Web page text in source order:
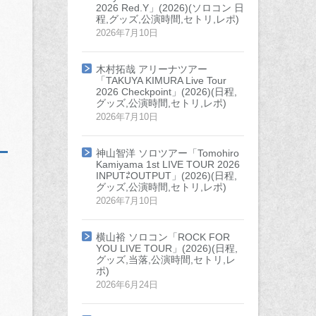
2026 Red.Y」(2026)(ソロコン 日
程,グッズ,公演時間,セトリ,レポ)
2026年7月10日
木村拓哉 アリーナツアー
「TAKUYA KIMURA Live Tour
2026 Checkpoint」(2026)(日程,
グッズ,公演時間,セトリ,レポ)
2026年7月10日
神山智洋 ソロツアー「Tomohiro
Kamiyama 1st LIVE TOUR 2026
INPUT⇄OUTPUT」(2026)(日程,
グッズ,公演時間,セトリ,レポ)
2026年7月10日
横山裕 ソロコン「ROCK FOR
YOU LIVE TOUR」(2026)(日程,
グッズ,当落,公演時間,セトリ,レ
ポ)
2026年6月24日